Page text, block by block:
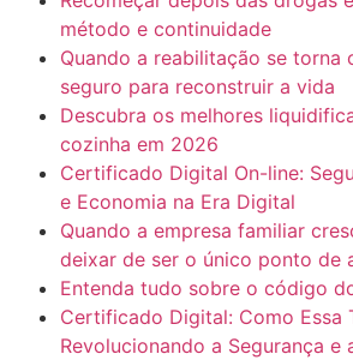
método e continuidade
Quando a reabilitação se torna
seguro para reconstruir a vida
Descubra os melhores
cozinha em 2026
Certificado Digital On-line:
e Economia na Era Digital
Quando a empresa familiar
deixar de ser o único ponto de
Entenda tudo sobre o código
Certificado Digital: Como Essa
Revolucionando a Segurança e